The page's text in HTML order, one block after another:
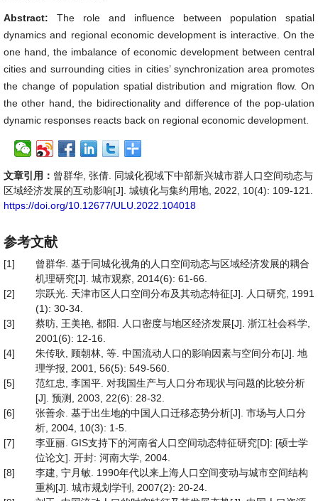
Abstract: The role and influence between population spatial
dynamics and regional economic development is interactive. On the
one hand, the imbalance of economic development between central
cities and surrounding cities in cities’ synchronization area promotes
the change of population spatial distribution and migration flow. On
the other hand, the bidirectionality and difference of the pop-ulation
dynamic responses reacts back on regional economic development.
文章引用： 曾群华, 张倩. 同城化视域下中部新兴城市群人口空间动态与
区域经济发展的互动影响[J]. 城镇化与集约用地, 2022, 10(4): 109-121.
https://doi.org/10.12677/ULU.2022.104018
参考文献
[1]
曾群华. 基于同城化视角的人口空间动态与区域经济发展的耦合
机理研究[J]. 城市观察, 2014(6): 61-66.
[2]
宗跃光. 天津市区人口空间分布及其动态特征[J]. 人口研究, 1991
(1): 30-34.
[3]
蔡昉, 王美艳, 都阳. 人口密度与地区经济发展[J]. 浙江社会科学,
2001(6): 12-16.
[4]
朱传耿, 顾朝林, 等. 中国流动人口的影响因素与空间分布[J]. 地
理学报, 2001, 56(5): 549-560.
[5]
范红忠, 李国平. 对我国生产与人口分布现状与问题的比较分析
[J]. 预测, 2003, 22(6): 28-32.
[6]
张善余. 基于出生地的中国人口迁移态势分析[J]. 市场与人口分
析, 2004, 10(3): 1-5.
[7]
李亚丽. GIS支持下的河南省人口空间动态特征研究[D]: [硕士学
位论文]. 开封: 河南大学, 2004.
[8]
李建, 宁月敏. 1990年代以来上海人口空间变动与城市空间结构
重构[J]. 城市规划学刊, 2007(2): 20-24.